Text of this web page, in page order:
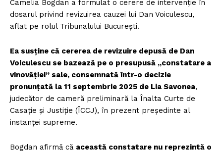
Camelia Bogdan a formulat o cerere de intervenție în
dosarul privind revizuirea cauzei lui Dan Voiculescu,
aflat pe rolul Tribunalului București.
Ea susține că cererea de revizuire depusă de Dan
Voiculescu se bazează pe o presupusă „constatare a
vinovăției” sale, consemnată într-o decizie
pronunțată la 11 septembrie 2025 de Lia Savonea,
judecător de cameră preliminară la Înalta Curte de
Casație și Justiție (ÎCCJ), în prezent președinte al
instanței supreme.
Bogdan afirmă că această constatare nu reprezintă o